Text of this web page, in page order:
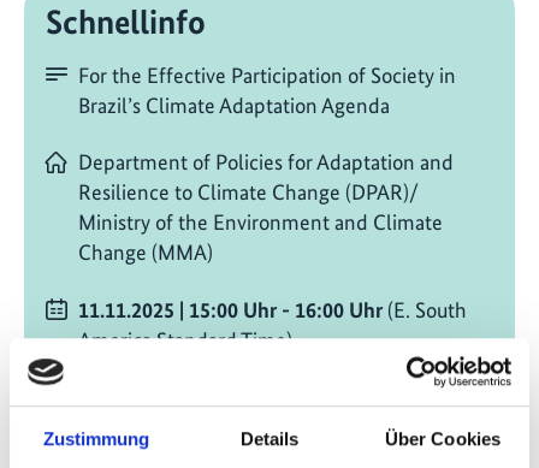
Zustimmung Details Über Cookies
Schnellinfo
For the Effective Participation of Society in
Brazil’s Climate Adaptation Agenda
Department of Policies for Adaptation and
Resilience to Climate Change (DPAR)/
Ministry of the Environment and Climate
Change (MMA)
11.11.2025 | 15:00 Uhr - 16:00 Uhr (E. South
America Standard Time)
vor Ort in Belém - PA